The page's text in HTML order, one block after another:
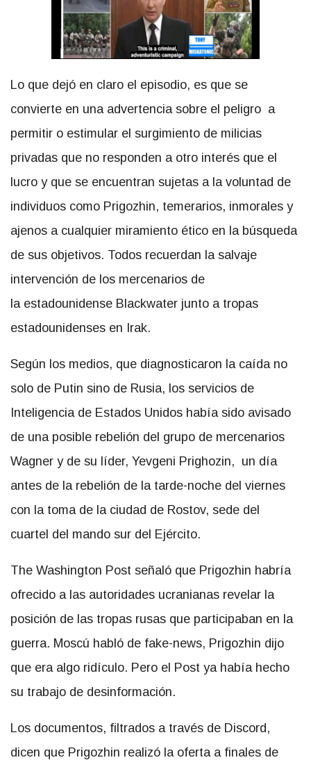
Lo que dejó en claro el episodio, es que se
convierte en una advertencia sobre el peligro a
permitir o estimular el surgimiento de milicias
privadas que no responden a otro interés que el
lucro y que se encuentran sujetas a la voluntad de
individuos como Prigozhin, temerarios, inmorales y
ajenos a cualquier miramiento ético en la búsqueda
de sus objetivos. Todos recuerdan la salvaje
intervención de los mercenarios de
la estadounidense Blackwater junto a tropas
estadounidenses en Irak.
Según los medios, que diagnosticaron la caída no
solo de Putin sino de Rusia, los servicios de
Inteligencia de Estados Unidos había sido avisado
de una posible rebelión del grupo de mercenarios
Wagner y de su líder, Yevgeni Prighozin, un día
antes de la rebelión de la tarde-noche del viernes
con la toma de la ciudad de Rostov, sede del
cuartel del mando sur del Ejército.
The Washington Post señaló que Prigozhin habría
ofrecido a las autoridades ucranianas revelar la
posición de las tropas rusas que participaban en la
guerra. Moscú habló de fake-news, Prigozhin dijo
que era algo ridículo. Pero el Post ya había hecho
su trabajo de desinformación.
Los documentos, filtrados a través de Discord,
dicen que Prigozhin realizó la oferta a finales de